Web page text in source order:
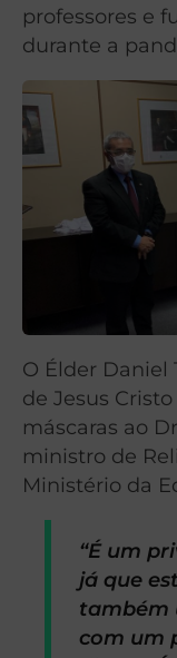
professores e
durante a
O Élder Daniel
de Jesus
máscaras ao
ministro de
Ministério da
“É um
já que
também
com um